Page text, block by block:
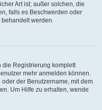
Art ist; außer solchen, die
falls es Beschwerden oder
behandelt werden.
die Registrierung komplett
mehr anmelden können.
der Benutzername, mit dem
Um Hilfe zu erhalten, wende